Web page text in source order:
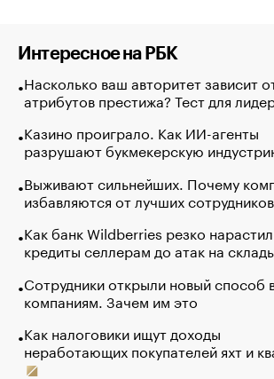
Интересное на РБК
Насколько ваш авторитет зависит
атрибутов престижа? Тест для
Казино проиграло. Как ИИ-агенты
разрушают букмекерскую
Выживают сильнейших. Почему
избавляются от лучших сотрудников
Как банк Wildberries резко нарастил
кредиты селлерам до атак на
Сотрудники открыли новый способ
компаниям. Зачем им это
Как налоговики ищут доходы
неработающих покупателей яхт и